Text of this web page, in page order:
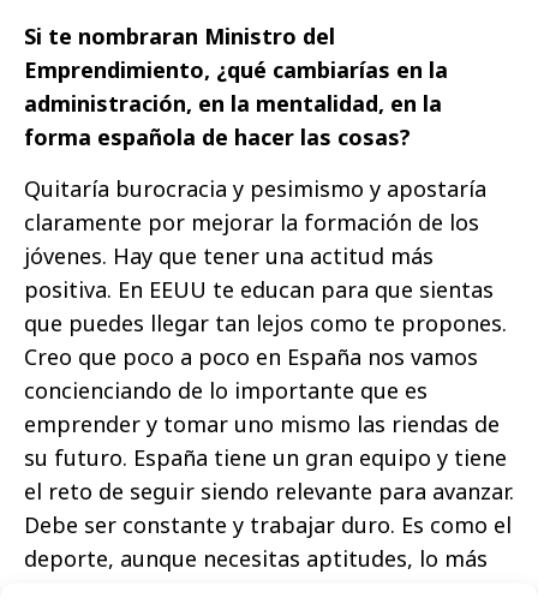
Si te nombraran Ministro del
Emprendimiento, ¿qué cambiarías en la
administración, en la mentalidad, en la
forma española de hacer las cosas?
Quitaría burocracia y pesimismo y apostaría
claramente por mejorar la formación de los
jóvenes. Hay que tener una actitud más
positiva. En EEUU te educan para que sientas
que puedes llegar tan lejos como te propones.
Creo que poco a poco en España nos vamos
concienciando de lo importante que es
emprender y tomar uno mismo las riendas de
su futuro. España tiene un gran equipo y tiene
el reto de seguir siendo relevante para avanzar.
Debe ser constante y trabajar duro. Es como el
deporte, aunque necesitas aptitudes, lo más